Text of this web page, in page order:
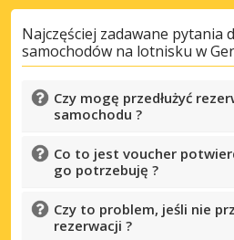
Najczęściej zadawane pytania
samochodów na lotnisku w
Czy mogę przedłużyć
samochodu ?
Co to jest voucher
go potrzebuję ?
Czy to problem, jeśli nie
rezerwacji ?